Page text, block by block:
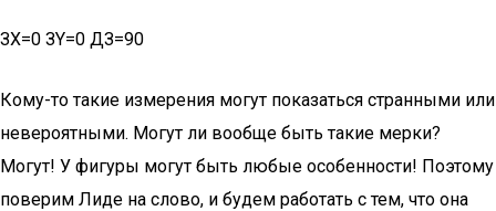
ЗХ=0 ЗY=0 ДЗ=90
Кому-то такие измерения могут показаться странными или
невероятными. Могут ли вообще быть такие мерки?
Могут! У фигуры могут быть любые особенности! Поэтому
поверим Лиде на слово, и будем работать с тем, что она